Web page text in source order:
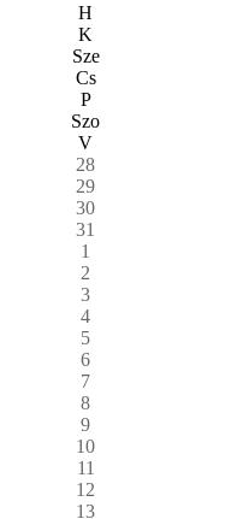
H
K
Sze
Cs
P
Szo
V
28
29
30
31
1
2
3
4
5
6
7
8
9
10
11
12
13